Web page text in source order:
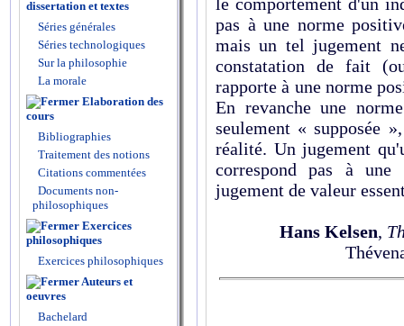
dissertation et textes
Séries générales
Séries technologiques
Sur la philosophie
La morale
Elaboration des
cours
Bibliographies
Traitement des notions
Citations commentées
Documents non-
philosophiques
Exercices
philosophiques
Exercices philosophiques
Auteurs et
oeuvres
Bachelard
pas à une norme
mais un tel jugement
constatation de fait
rapporte à une norme
En revanche une
seulement « supposée
réalité. Un jugement
correspond pas à
jugement de valeur
Hans Kelsen,